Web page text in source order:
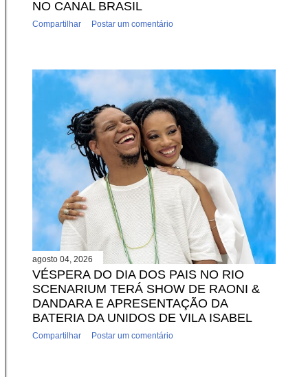
NO CANAL BRASIL
Compartilhar Postar um comentário
agosto 04, 2026
VÉSPERA DO DIA DOS PAIS NO RIO
SCENARIUM TERÁ SHOW DE RAONI &
DANDARA E APRESENTAÇÃO DA
BATERIA DA UNIDOS DE VILA ISABEL
Compartilhar Postar um comentário